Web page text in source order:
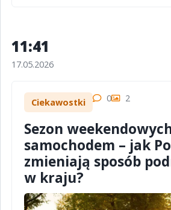
11:41
17.05.2026
Ciekawostki 0 2
Sezon
samochodem – jak
zmieniają sposób
w kraju?